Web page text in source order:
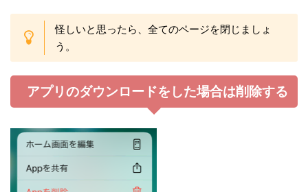
怪しいと思ったら、全てのページを閉じましょ
う。
アプリのダウンロードをした場合は削除する